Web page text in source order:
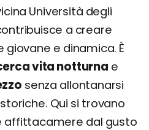
Università degli
a creare
e dinamica. È
vita notturna e
senza allontanarsi
Qui si trovano
dal gusto